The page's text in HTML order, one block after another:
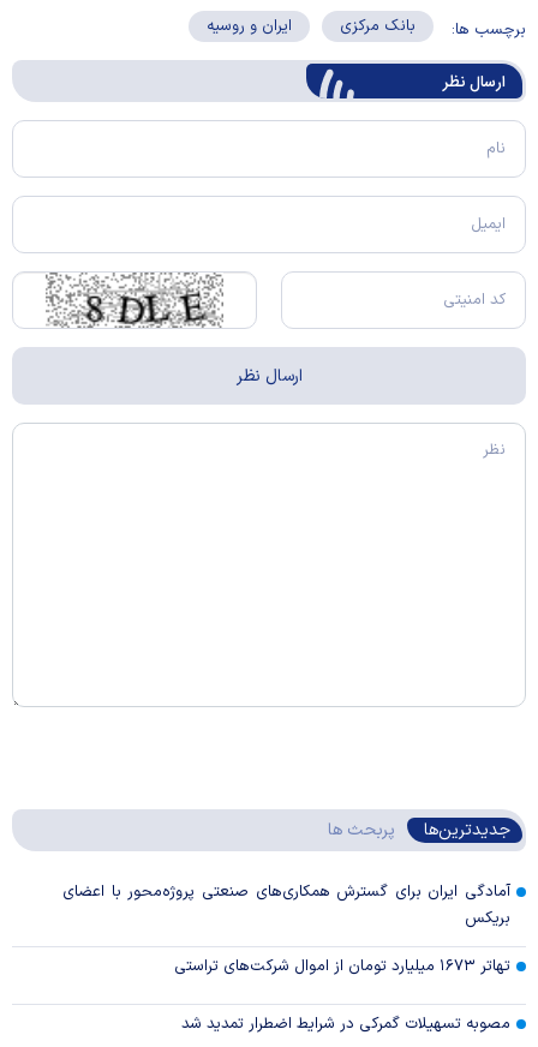
برچسب ها: بانک مرکزی ایران و روسیه
ارسال‌ نظر
جدیدترین‌ها پربحث ها
آمادگی ایران برای گسترش همکاری‌های صنعتی پروژه‌محور با اعضای
بریکس
تهاتر ۱۶۷۳ میلیارد تومان از اموال شرکت‌های تراستی
مصوبه تسهیلات گمرکی در شرایط اضطرار تمدید شد